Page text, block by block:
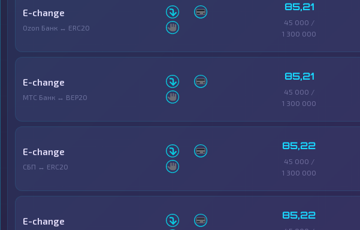
E-change
Ozon Банк ↔ ERC20
85,21
45 000 /
1 300 000
E-change
МТС Банк ↔ BEP20
85,21
45 000 /
1 300 000
E-change
СБП ↔ ERC20
85,22
45 000 /
1 300 000
E-change 85,22